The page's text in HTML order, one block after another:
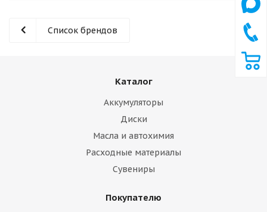
Список брендов
Каталог
Аккумуляторы
Диски
Масла и автохимия
Расходные материалы
Сувениры
Покупателю